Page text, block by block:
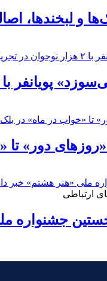
و لبخندها،
۲ هزار نوجوان در تجریش
دور»
ارتباطی
جشنواره